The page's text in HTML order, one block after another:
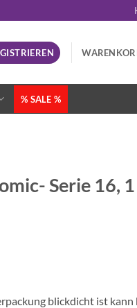
% SALE %
Serie 16,
blickdicht ist kann